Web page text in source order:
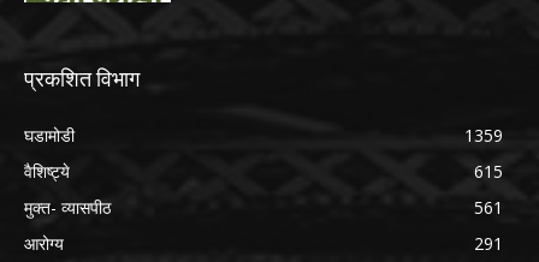
प्रकशित विभाग
घडामोडी
1359
वैशिष्ट्ये
615
मुक्त- व्यासपीठ
561
आरोग्य
291